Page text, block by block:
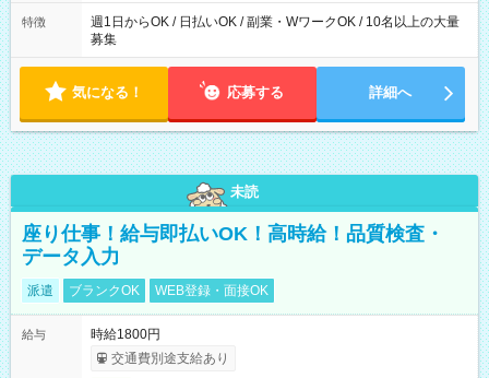
特徴
週1日からOK / 日払いOK / 副業・WワークOK / 10名以上の大量
募集
気になる！ 応募する 詳細へ
未読
座り仕事！給与即払いOK！高時給！品質検査・
データ入力
派遣 ブランクOK WEB登録・面接OK
給与
時給1800円
交通費別途支給あり